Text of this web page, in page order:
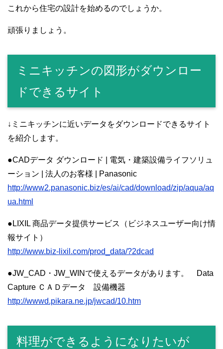
これから住宅の設計を始めるのでしょうか。
頑張りましょう。
ミニキッチンの図形がダウンロー
ドできるサイト
↓ミニキッチンに近いデータをダウンロードできるサイト
を紹介します。
●CADデータ ダウンロード | 電気・建築設備ライフソリュ
ーション | 法人のお客様 | Panasonic
http://www2.panasonic.biz/es/ai/cad/download/zip/aqua/aq
ua.html
●LIXIL 商品データ提供サービス（ビジネスユーザー向け情
報サイト）
http://www.biz-lixil.com/prod_data/?2dcad
●JW_CAD・JW_WINで使えるデータがあります。 Data
Capture ＣＡＤデータ 設備機器
http://wwwd.pikara.ne.jp/jwcad/10.htm
料理ができるようになりたいが